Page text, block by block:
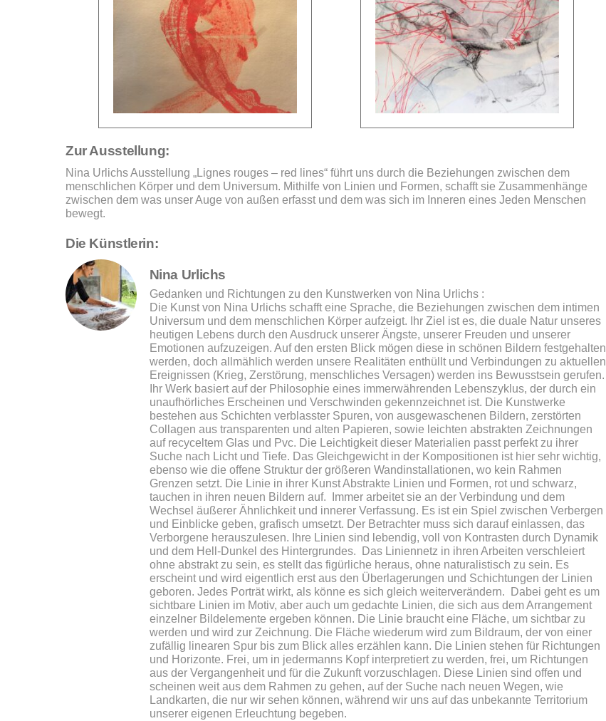
Zur Ausstellung:
Nina Urlichs Ausstellung „Lignes rouges – red lines“ führt uns durch die Beziehungen zwischen dem
menschlichen Körper und dem Universum. Mithilfe von Linien und Formen, schafft sie Zusammenhänge
zwischen dem was unser Auge von außen erfasst und dem was sich im Inneren eines Jeden Menschen
bewegt.
Die Künstlerin:
Nina Urlichs
Gedanken und Richtungen zu den Kunstwerken von Nina Urlichs :
Die Kunst von Nina Urlichs schafft eine Sprache, die Beziehungen zwischen dem intimen
Universum und dem menschlichen Körper aufzeigt. Ihr Ziel ist es, die duale Natur unseres
heutigen Lebens durch den Ausdruck unserer Ängste, unserer Freuden und unserer
Emotionen aufzuzeigen. Auf den ersten Blick mögen diese in schönen Bildern festgehalten
werden, doch allmählich werden unsere Realitäten enthüllt und Verbindungen zu aktuellen
Ereignissen (Krieg, Zerstörung, menschliches Versagen) werden ins Bewusstsein gerufen.
Ihr Werk basiert auf der Philosophie eines immerwährenden Lebenszyklus, der durch ein
unaufhörliches Erscheinen und Verschwinden gekennzeichnet ist. Die Kunstwerke
bestehen aus Schichten verblasster Spuren, von ausgewaschenen Bildern, zerstörten
Collagen aus transparenten und alten Papieren, sowie leichten abstrakten Zeichnungen
auf recyceltem Glas und Pvc. Die Leichtigkeit dieser Materialien passt perfekt zu ihrer
Suche nach Licht und Tiefe. Das Gleichgewicht in der Kompositionen ist hier sehr wichtig,
ebenso wie die offene Struktur der größeren Wandinstallationen, wo kein Rahmen
Grenzen setzt. Die Linie in ihrer Kunst Abstrakte Linien und Formen, rot und schwarz,
tauchen in ihren neuen Bildern auf. Immer arbeitet sie an der Verbindung und dem
Wechsel äußerer Ähnlichkeit und innerer Verfassung. Es ist ein Spiel zwischen Verbergen
und Einblicke geben, grafisch umsetzt. Der Betrachter muss sich darauf einlassen, das
Verborgene herauszulesen. Ihre Linien sind lebendig, voll von Kontrasten durch Dynamik
und dem Hell-Dunkel des Hintergrundes. Das Liniennetz in ihren Arbeiten verschleiert
ohne abstrakt zu sein, es stellt das figürliche heraus, ohne naturalistisch zu sein. Es
erscheint und wird eigentlich erst aus den Überlagerungen und Schichtungen der Linien
geboren. Jedes Porträt wirkt, als könne es sich gleich weiterverändern. Dabei geht es um
sichtbare Linien im Motiv, aber auch um gedachte Linien, die sich aus dem Arrangement
einzelner Bildelemente ergeben können. Die Linie braucht eine Fläche, um sichtbar zu
werden und wird zur Zeichnung. Die Fläche wiederum wird zum Bildraum, der von einer
zufällig linearen Spur bis zum Blick alles erzählen kann. Die Linien stehen für Richtungen
und Horizonte. Frei, um in jedermanns Kopf interpretiert zu werden, frei, um Richtungen
aus der Vergangenheit und für die Zukunft vorzuschlagen. Diese Linien sind offen und
scheinen weit aus dem Rahmen zu gehen, auf der Suche nach neuen Wegen, wie
Landkarten, die nur wir sehen können, während wir uns auf das unbekannte Territorium
unserer eigenen Erleuchtung begeben.